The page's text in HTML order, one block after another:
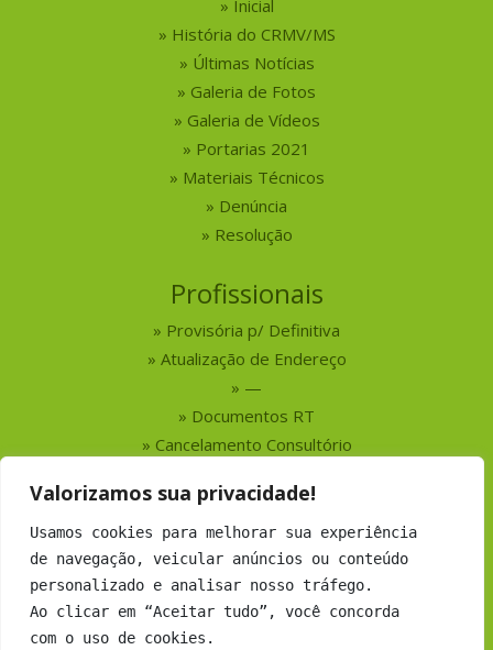
Valorizamos sua privacidade!
Usamos cookies para melhorar sua experiência
de navegação, veicular anúncios ou conteúdo
personalizado e analisar nosso tráfego.
Ao clicar em “Aceitar tudo”, você concorda
com o uso de cookies.
Inicial
História do CRMV/MS
Últimas Notícias
Galeria de Fotos
Galeria de Vídeos
Portarias 2021
Materiais Técnicos
Denúncia
Resolução
Profissionais
Provisória p/ Definitiva
Atualização de Endereço
—
Documentos RT
Cancelamento Consultório
Serviços
Busca por Profissionais
Busca por Empresas
Números do CRMV-MS